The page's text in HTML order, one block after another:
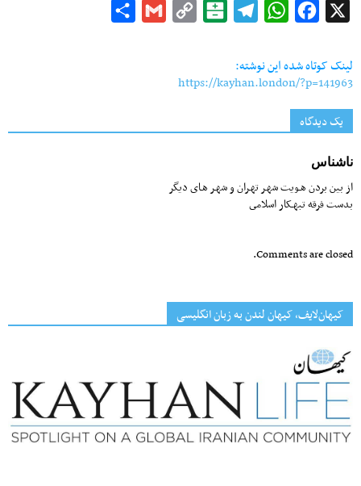
Facebook
WhatsApp
Telegram
Balatarin
Copy
Gmail
لینک کوتاه شده این نوشته:
https://kayhan.london/?p=141963
یک دیدگاه
ناشناس
از بین بردن هـویت شهـر تهـران و شهـر هـاى دیگر
بدست فرقه تبهـکار اسلامى
Comments are closed.
کیهان‌لایف، کیهان لندن به زبان انگلیسی